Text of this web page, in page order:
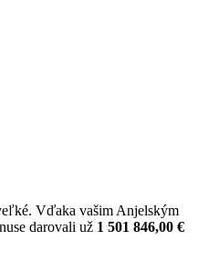
Vďaka vašim Anjelským
darovali už 1 501 846,00 €